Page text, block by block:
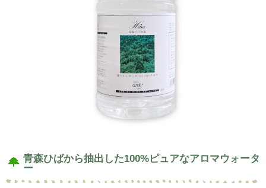
青森ひばから抽出した100%ピュアなアロマウォータ
ー